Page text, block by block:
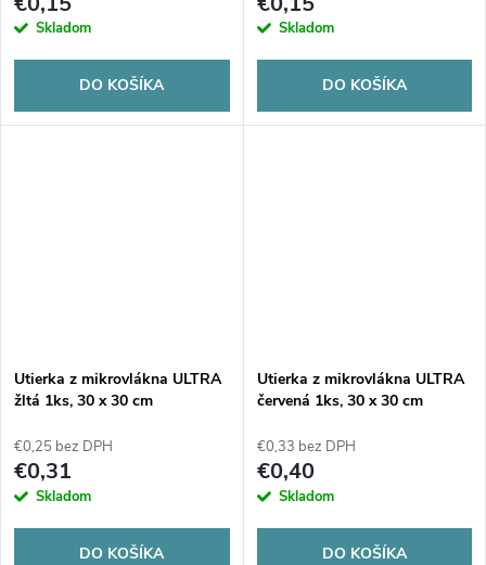
Skladom
DO KOŠÍKA
Skladom
DO KOŠÍKA
Utierka z mikrovlákna ULTRA
žltá 1ks, 30 x 30 cm
€0,25 bez DPH
€0,31
Skladom
DO KOŠÍKA
Utierka z mikrovlákna ULTRA
červená 1ks, 30 x 30 cm
€0,33 bez DPH
€0,40
Skladom
DO KOŠÍKA